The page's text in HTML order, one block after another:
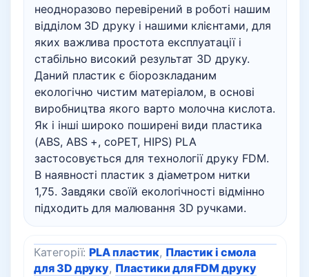
неодноразово перевірений в роботі нашим
відділом 3D друку і нашими клієнтами, для
яких важлива простота експлуатації і
стабільно високий результат 3D друку.
Даний пластик є біорозкладаним
екологічно чистим матеріалом, в основі
виробництва якого варто молочна кислота.
Як і інші широко поширені види пластика
(ABS, ABS +, coPET, HIPS) PLA
застосовується для технології друку FDM.
В наявності пластик з діаметром нитки
1,75. Завдяки своїй екологічності відмінно
підходить для малювання 3D ручками.
Категорії:PLA пластик, Пластик і смола
для 3D друку, Пластики для FDM друку